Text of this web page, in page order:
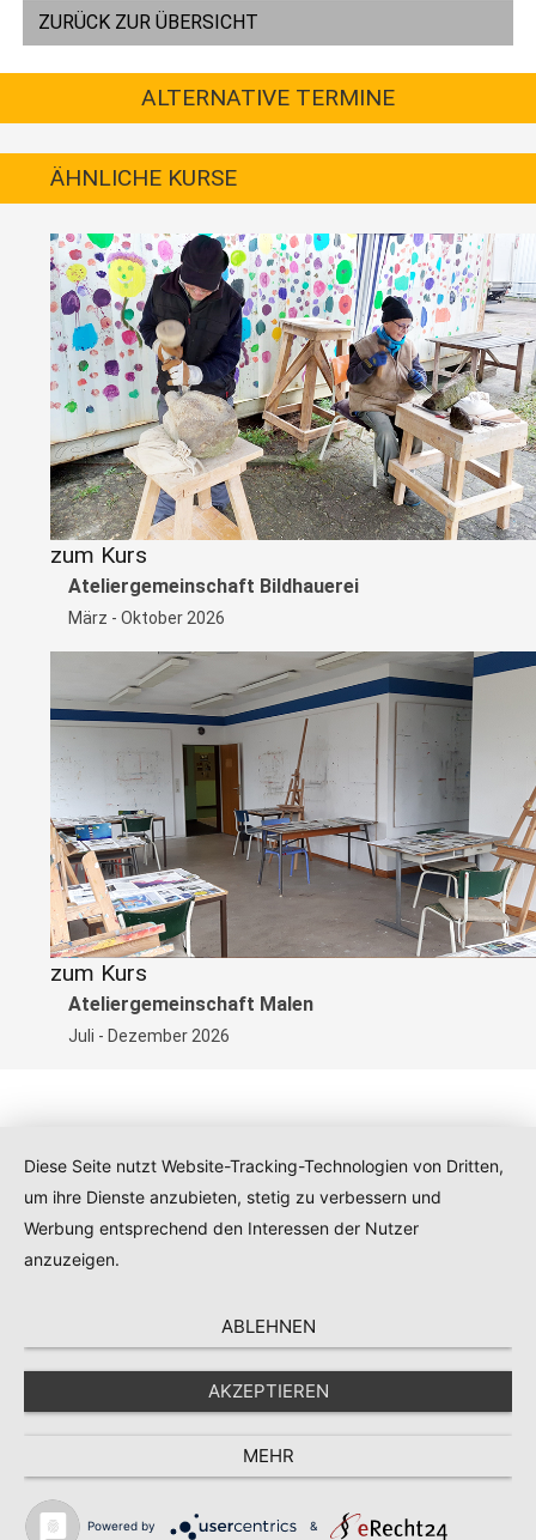
ALTERNATIVE TERMINE
ÄHNLICHE KURSE
zum Kurs
Ateliergemeinschaft Bildhauerei
März - Oktober 2026
zum Kurs
Ateliergemeinschaft Malen
Juli - Dezember 2026
ZURÜCK ZUR ÜBERSICHT
Kontakt |Impressum|Datenschutz| AGB
Diese Seite nutzt Website-Tracking-Technologien von Dritten,
um ihre Dienste anzubieten, stetig zu verbessern und
Werbung entsprechend den Interessen der Nutzer
anzuzeigen.
ABLEHNEN
AKZEPTIEREN
MEHR
Powered by &